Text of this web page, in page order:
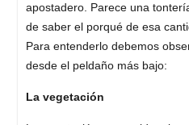
apostadero. Parece una
de saber el porqué de esa
Para entenderlo debemos
desde el peldaño más bajo:
La vegetación